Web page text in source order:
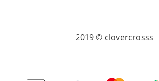
2019 © clovercrosss